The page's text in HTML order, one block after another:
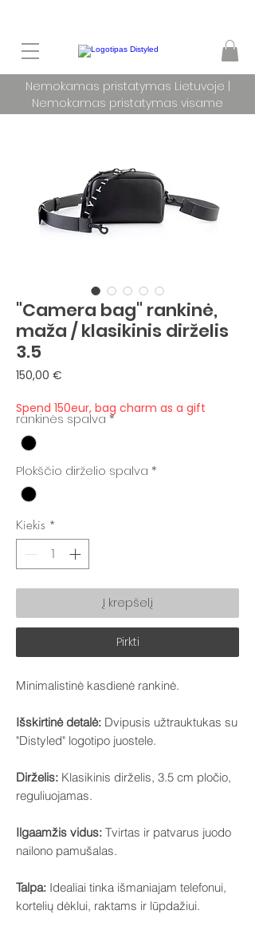
Nemokamas pristatymas Lietuvoje |
Nemokamas pristatymas visame
"Camera bag" rankinė,
maža / klasikinis dirželis
3.5
150,00 €
Spend 150eur, bag charm as a gift
rankinės spalva *
Plokščio dirželio spalva *
Kiekis *
Į krepšelį
Pirkti
Minimalistinė kasdienė rankinė.
Išskirtinė detalė: Dvipusis užtrauktukas su
"Distyled" logotipo juostele.
Dirželis: Klasikinis dirželis, 3.5 cm pločio,
reguliuojamas.
Ilgaamžis vidus: Tvirtas ir patvarus juodo
nailono pamušalas.
Talpa: Idealiai tinka išmaniajam telefonui,
kortelių dėklui, raktams ir lūpdažiui.